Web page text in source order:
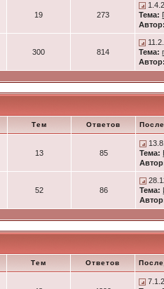
19 273
Тема:
Автор:
300 814
Тема:
Автор:
Тем Ответов
13 85
Тема:
52 86
Тема:
Тем Ответов